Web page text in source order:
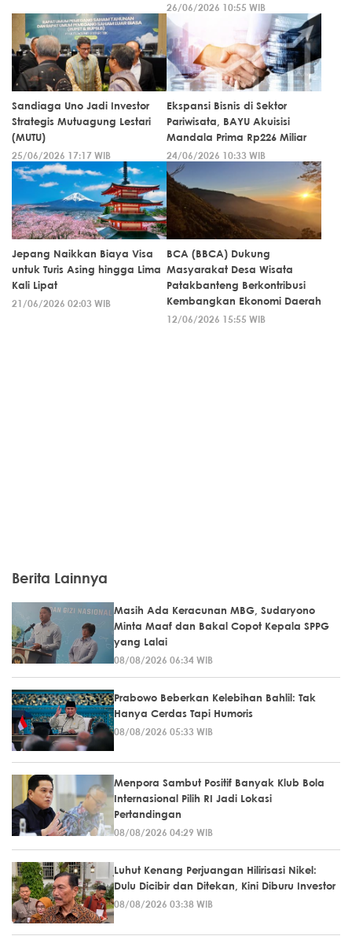
26/06/2026 10:55 WIB
Sandiaga Uno Jadi Investor
Strategis Mutuagung Lestari
(MUTU)
25/06/2026 17:17 WIB
Ekspansi Bisnis di Sektor
Pariwisata, BAYU Akuisisi
Mandala Prima Rp226 Miliar
24/06/2026 10:33 WIB
Jepang Naikkan Biaya Visa
untuk Turis Asing hingga Lima
Kali Lipat
21/06/2026 02:03 WIB
BCA (BBCA) Dukung
Masyarakat Desa Wisata
Patakbanteng Berkontribusi
Kembangkan Ekonomi Daerah
12/06/2026 15:55 WIB
Berita Lainnya
Masih Ada Keracunan MBG, Sudaryono
Minta Maaf dan Bakal Copot Kepala SPPG
yang Lalai
08/08/2026 06:34 WIB
Prabowo Beberkan Kelebihan Bahlil: Tak
Hanya Cerdas Tapi Humoris
08/08/2026 05:33 WIB
Menpora Sambut Positif Banyak Klub Bola
Internasional Pilih RI Jadi Lokasi
Pertandingan
08/08/2026 04:29 WIB
Luhut Kenang Perjuangan Hilirisasi Nikel:
Dulu Dicibir dan Ditekan, Kini Diburu Investor
08/08/2026 03:38 WIB